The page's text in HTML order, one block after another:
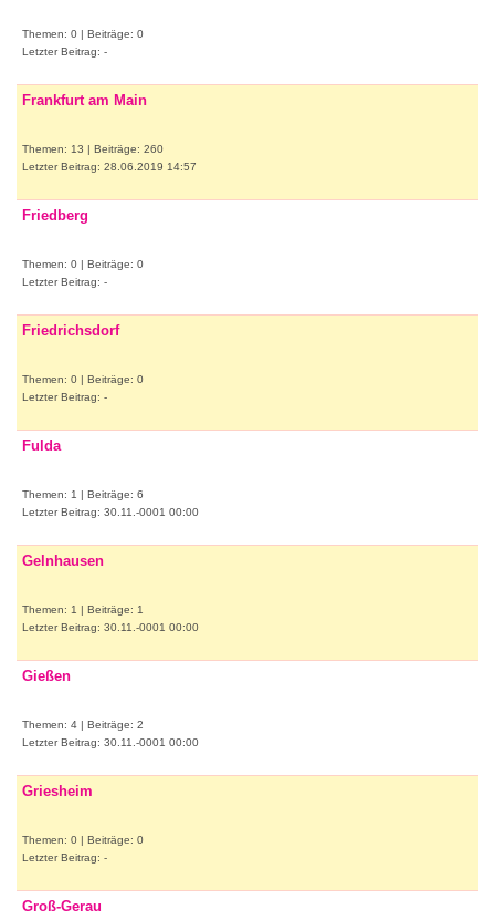
Themen: 0 | Beiträge: 0
Letzter Beitrag: -
Frankfurt am Main
Themen: 13 | Beiträge: 260
Letzter Beitrag: 28.06.2019 14:57
Friedberg
Themen: 0 | Beiträge: 0
Letzter Beitrag: -
Friedrichsdorf
Themen: 0 | Beiträge: 0
Letzter Beitrag: -
Fulda
Themen: 1 | Beiträge: 6
Letzter Beitrag: 30.11.-0001 00:00
Gelnhausen
Themen: 1 | Beiträge: 1
Letzter Beitrag: 30.11.-0001 00:00
Gießen
Themen: 4 | Beiträge: 2
Letzter Beitrag: 30.11.-0001 00:00
Griesheim
Themen: 0 | Beiträge: 0
Letzter Beitrag: -
Groß-Gerau